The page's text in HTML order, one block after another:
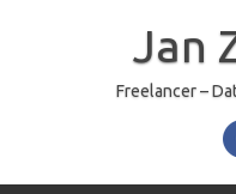
Jan
Freelancer –